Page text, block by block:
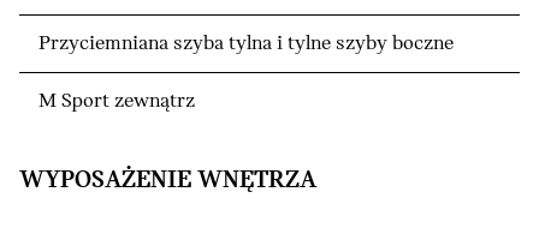
Przyciemniana szyba tylna i tylne szyby boczne
M Sport zewnątrz
WYPOSAŻENIE WNĘTRZA